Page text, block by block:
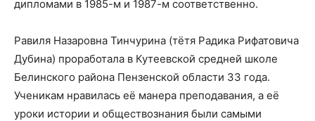
дипломами в 1985-м и 1987-м соответственно.
Равиля Назаровна Тинчурина (тётя Радика Рифатовича
Дубина) проработала в Кутеевской средней школе
Белинского района Пензенской области 33 года.
Ученикам нравилась её манера преподавания, а её
уроки истории и обществознания были самыми